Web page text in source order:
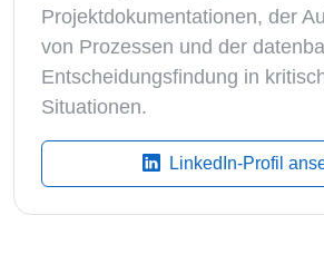
Projektdokumentationen, der
von Prozessen und der
Entscheidungsfindung in
Situationen.
LinkedIn-Profil